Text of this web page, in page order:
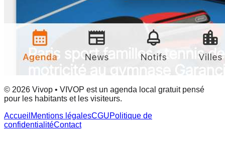
© 2026 Vivop • VIVOP est un agenda local gratuit pensé
pour les habitants et les visiteurs.
Accueil Mentions légalesCGUPolitique de
confidentialitéContact